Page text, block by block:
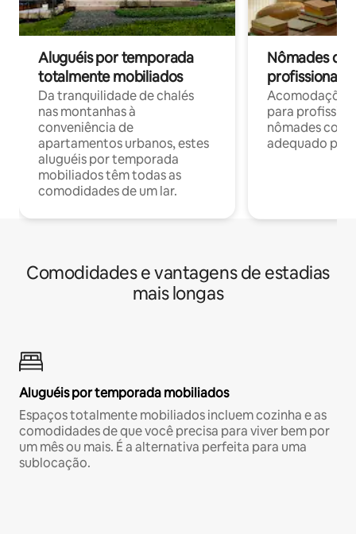
Aluguéis por temporada
totalmente mobiliados
Da tranquilidade de chalés
nas montanhas à
conveniência de
apartamentos urbanos, estes
aluguéis por temporada
mobiliados têm todas as
comodidades de um lar.
Nômades
profissionais
para
nômades com
adequado
Comodidades e vantagens de estadias
mais longas
Aluguéis por temporada mobiliados
Espaços totalmente mobiliados incluem cozinha e as
comodidades de que você precisa para viver bem por
um mês ou mais. É a alternativa perfeita para uma
sublocação.